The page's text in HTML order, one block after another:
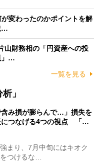
変わったのかポイントを解
…
山財務相の「円資産への投
」…
一覧を見る
」
含み損が膨らんで…」損失を
につなげる4つの視点 「…
まり、7月中旬にはキオク
つけるな…